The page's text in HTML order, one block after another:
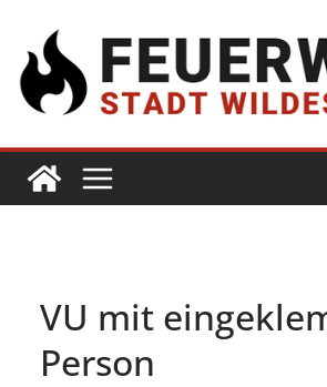
VU mit
Person